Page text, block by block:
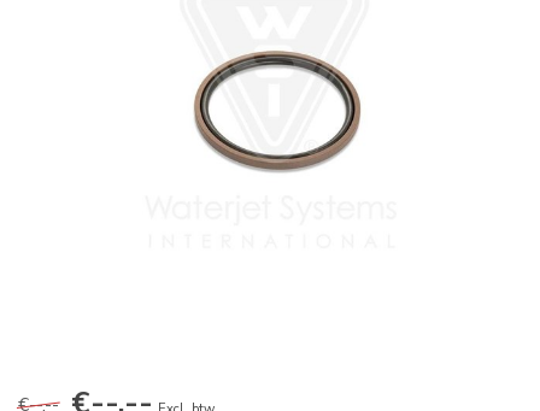
€--,--